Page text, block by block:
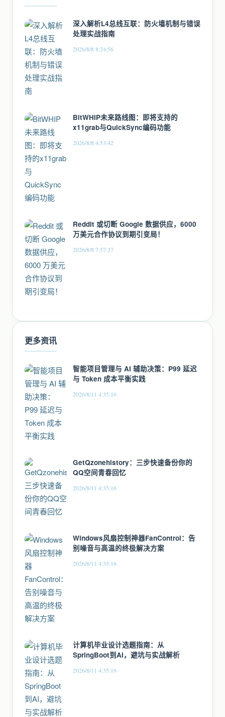
深入解析L4总线互联：防火墙机制与错误
处理实战指南
2026/8/8 8:24:56
BitWHIP未来路线图：即将支持的
x11grab与QuickSync编码功能
2026/8/8 4:53:42
Reddit 或切断 Google 数据供应，6000
万美元合作协议到期引变局！
2026/8/8 7:57:37
更多资讯
智能项目管理与 AI 辅助决策：P99 延迟
与 Token 成本平衡实践
2026/8/11 4:35:16
GetQzonehistory：三步快速备份你的
QQ空间青春回忆
2026/8/11 4:35:16
Windows风扇控制神器FanControl：告
别噪音与高温的终极解决方案
2026/8/11 4:35:16
计算机毕业设计选题指南：从
SpringBoot到AI，避坑与实战解析
2026/8/11 4:35:16